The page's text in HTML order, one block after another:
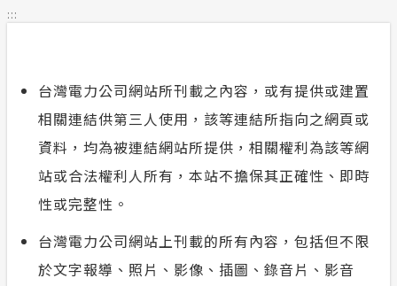
:::
台灣電力公司網站所刊載之內容，或有提供或建置
相關連結供第三人使用，該等連結所指向之網頁或
資料，均為被連結網站所提供，相關權利為該等網
站或合法權利人所有，本站不擔保其正確性、即時
性或完整性。
台灣電力公司網站上刊載的所有內容，包括但不限
於文字報導、照片、影像、插圖、錄音片、影音